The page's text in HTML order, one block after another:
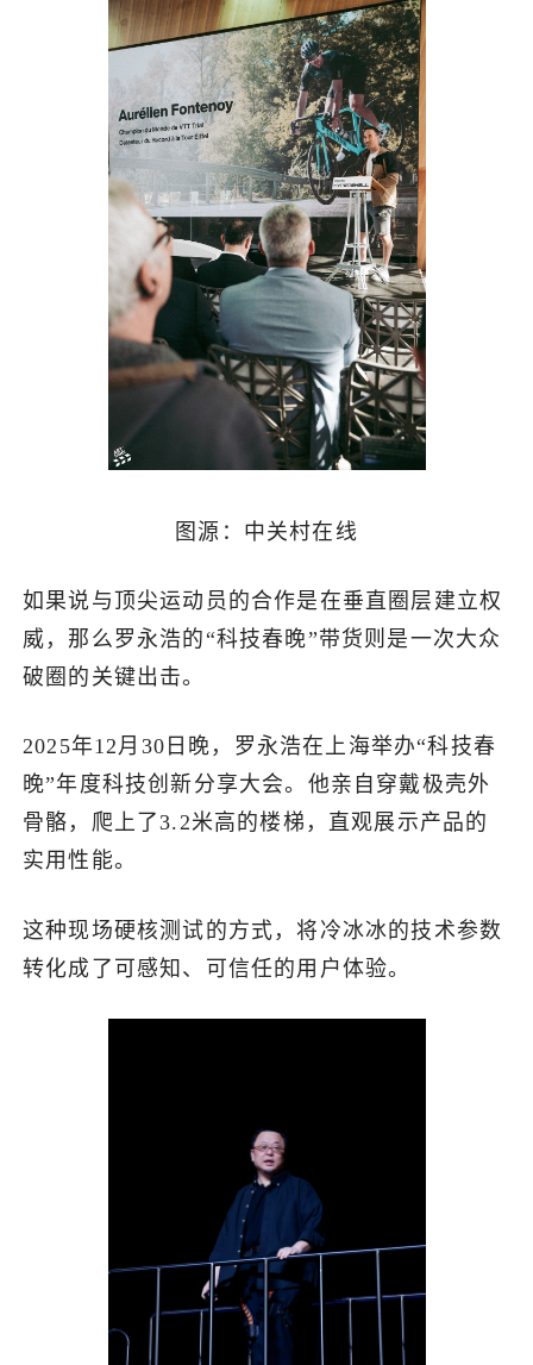
图源：中关村在线
如果说与顶尖运动员的合作是在垂直圈层建立权
威，那么罗永浩的“科技春晚”带货则是一次大众
破圈的关键出击。
2025年12月30日晚，罗永浩在上海举办“科技春
晚”年度科技创新分享大会。他亲自穿戴极壳外
骨骼，爬上了3.2米高的楼梯，直观展示产品的
实用性能。
这种现场硬核测试的方式，将冷冰冰的技术参数
转化成了可感知、可信任的用户体验。